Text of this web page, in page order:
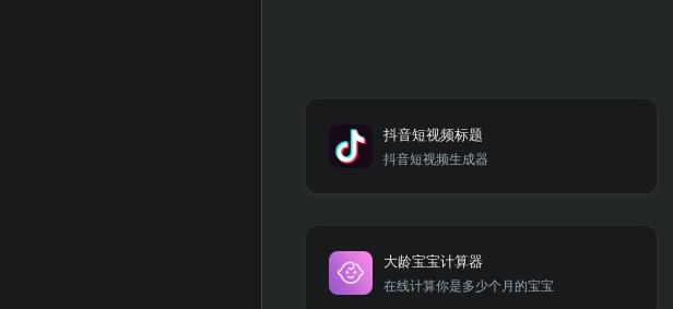
抖音短视频标题
抖音短视频生成器
大龄宝宝计算器
在线计算你是多少个月的宝宝